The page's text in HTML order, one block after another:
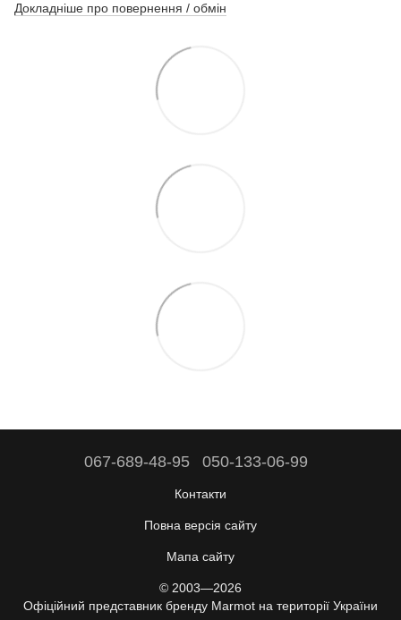
Докладніше про повернення / обмін
067-689-48-95 050-133-06-99
Контакти
Повна версія сайту
Мапа сайту
© 2003—2026
Офіційний представник бренду Marmot на території України